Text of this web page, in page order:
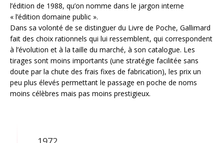
l’édition de 1988, qu’on nomme dans le jargon interne
« l’édition domaine public ».
Dans sa volonté de se distinguer du Livre de Poche, Gallimard
fait des choix rationnels qui lui ressemblent, qui correspondent
à l’évolution et à la taille du marché, à son catalogue. Les
tirages sont moins importants (une stratégie facilitée sans
doute par la chute des frais fixes de fabrication), les prix un
peu plus élevés permettant le passage en poche de noms
moins célèbres mais pas moins prestigieux.